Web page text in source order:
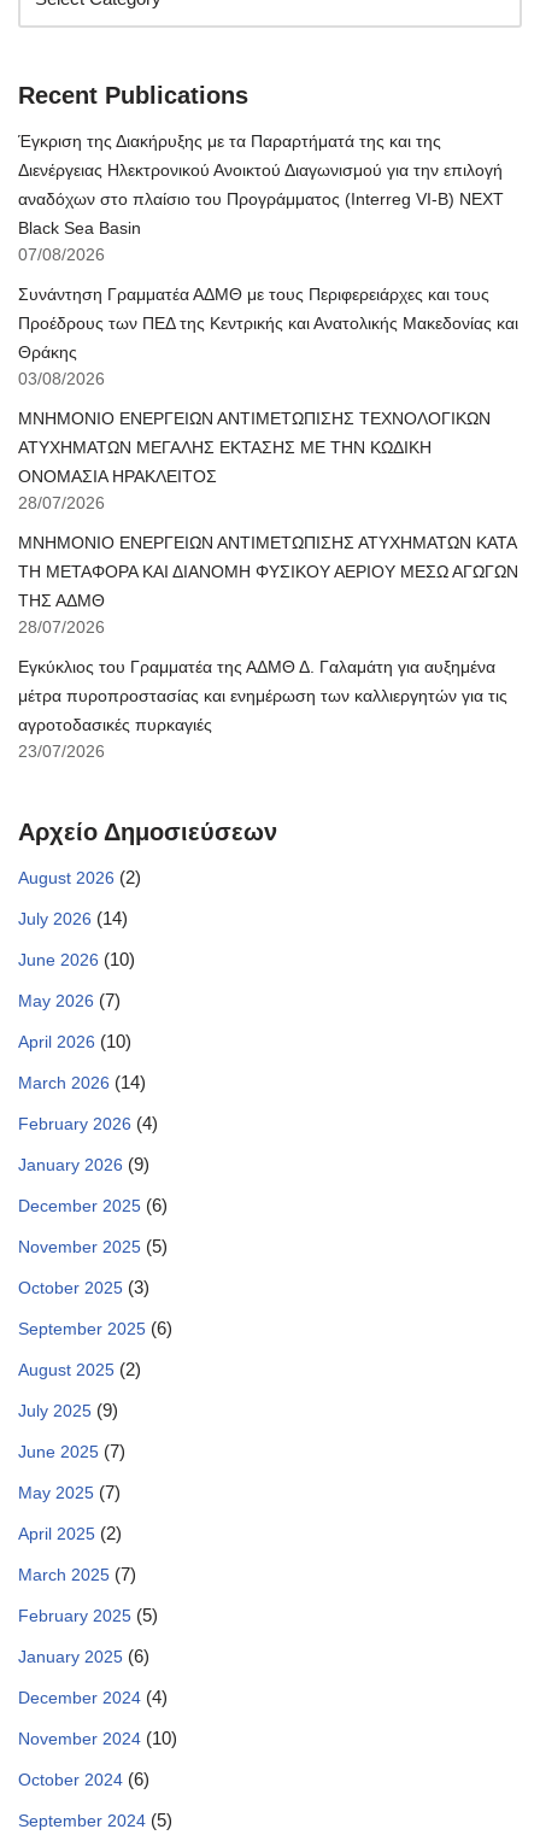
Recent Publications
Έγκριση της Διακήρυξης με τα Παραρτήματά της και της
Διενέργειας Ηλεκτρονικού Ανοικτού Διαγωνισμού για την επιλογή
αναδόχων στο πλαίσιο του Προγράμματος (Interreg VI-B) NEXT
Black Sea Basin
07/08/2026
Συνάντηση Γραμματέα ΑΔΜΘ με τους Περιφερειάρχες και τους
Προέδρους των ΠΕΔ της Κεντρικής και Ανατολικής Μακεδονίας και
Θράκης
03/08/2026
ΜΝΗΜΟΝΙΟ ΕΝΕΡΓΕΙΩΝ ΑΝΤΙΜΕΤΩΠΙΣΗΣ ΤΕΧΝΟΛΟΓΙΚΩΝ
ΑΤΥΧΗΜΑΤΩΝ ΜΕΓΑΛΗΣ ΕΚΤΑΣΗΣ ΜΕ ΤΗΝ ΚΩΔΙΚΗ
ΟΝΟΜΑΣΙΑ ΗΡΑΚΛΕΙΤΟΣ
28/07/2026
ΜΝΗΜΟΝΙΟ ΕΝΕΡΓΕΙΩΝ ΑΝΤΙΜΕΤΩΠΙΣΗΣ ΑΤΥΧΗΜΑΤΩΝ ΚΑΤΑ
ΤΗ ΜΕΤΑΦΟΡΑ ΚΑΙ ΔΙΑΝΟΜΗ ΦΥΣΙΚΟΥ ΑΕΡΙΟΥ ΜΕΣΩ ΑΓΩΓΩΝ
ΤΗΣ ΑΔΜΘ
28/07/2026
Εγκύκλιος του Γραμματέα της ΑΔΜΘ Δ. Γαλαμάτη για αυξημένα
μέτρα πυροπροστασίας και ενημέρωση των καλλιεργητών για τις
αγροτοδασικές πυρκαγιές
23/07/2026
Αρχείο Δημοσιεύσεων
August 2026 (2)
July 2026 (14)
June 2026 (10)
May 2026 (7)
April 2026 (10)
March 2026 (14)
February 2026 (4)
January 2026 (9)
December 2025 (6)
November 2025 (5)
October 2025 (3)
September 2025 (6)
August 2025 (2)
July 2025 (9)
June 2025 (7)
May 2025 (7)
April 2025 (2)
March 2025 (7)
February 2025 (5)
January 2025 (6)
December 2024 (4)
November 2024 (10)
October 2024 (6)
September 2024 (5)